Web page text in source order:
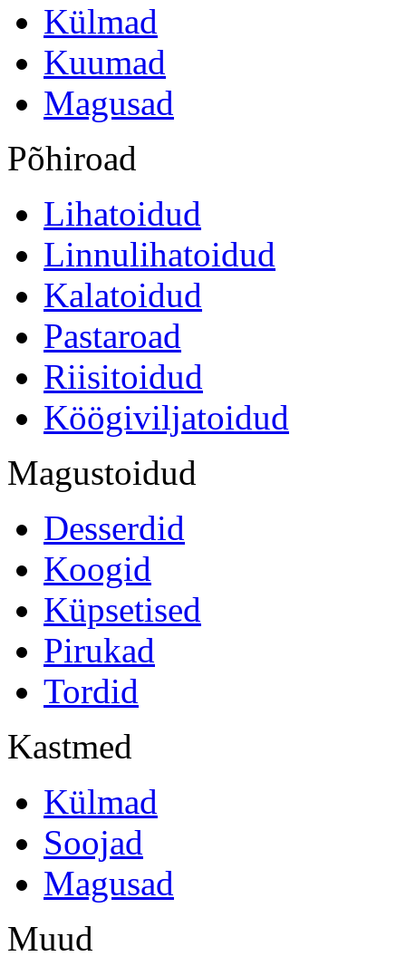
Külmad
Kuumad
Magusad
Põhiroad
Lihatoidud
Linnulihatoidud
Kalatoidud
Pastaroad
Riisitoidud
Köögiviljatoidud
Magustoidud
Desserdid
Koogid
Küpsetised
Pirukad
Tordid
Kastmed
Külmad
Soojad
Magusad
Muud